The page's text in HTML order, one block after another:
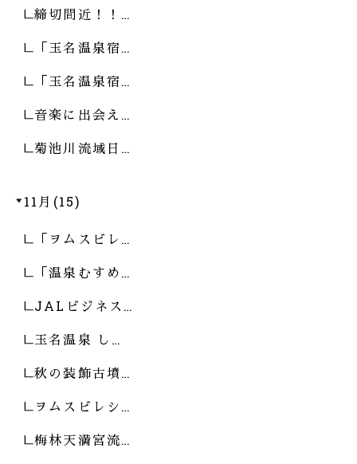
締切間近！！…
「玉名温泉宿…
「玉名温泉宿…
音楽に出会え…
菊池川流域日…
11月(15)
「ヲムスビレ…
「温泉むすめ…
JALビジネス…
玉名温泉 し…
秋の装飾古墳…
ヲムスビレシ…
梅林天満宮流…